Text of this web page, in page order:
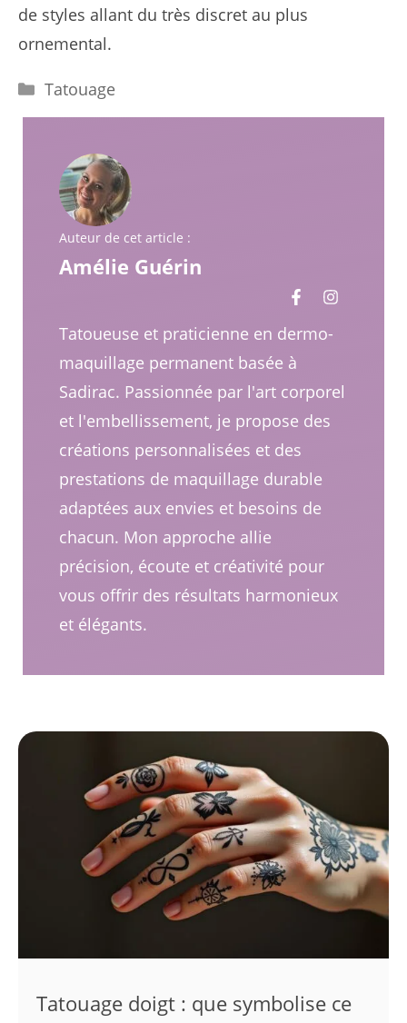
de styles allant du très discret au plus
ornemental.
Catégories
Tatouage
Auteur de cet article :
Amélie Guérin
Tatoueuse et praticienne en dermo-
maquillage permanent basée à
Sadirac. Passionnée par l'art corporel
et l'embellissement, je propose des
créations personnalisées et des
prestations de maquillage durable
adaptées aux envies et besoins de
chacun. Mon approche allie
précision, écoute et créativité pour
vous offrir des résultats harmonieux
et élégants.
Tatouage doigt : que symbolise ce